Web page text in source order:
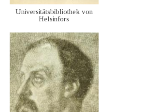
Universitätsbibliothek von
Helsinfors